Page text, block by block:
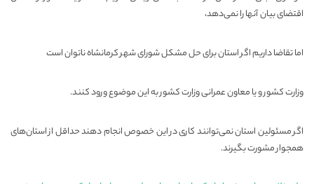
اقتضای بیان آنها را نمی‌دهد،
اما تقاضا داریم اگر استان برای حل مشکل شورای شهر کرمانشاه ناتوان است
وزارت کشور و یا معاون عمرانی وزارت کشور به این موضوع ورود کنند.
اگر مسئولین استان نمی‌توانند کاری در این خصوص انجام دهند حداقل از استان‌های
همجوار مشورت بگیرند.